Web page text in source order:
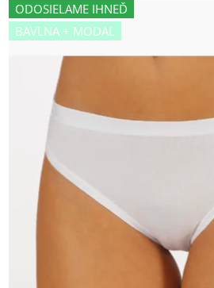
ODOSIELAME IHNEĎ
BAVLNA + MODAL